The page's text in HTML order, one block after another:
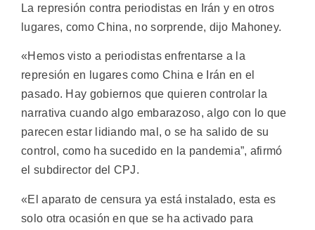
La represión contra periodistas en Irán y en otros
lugares, como China, no sorprende, dijo Mahoney.
«Hemos visto a periodistas enfrentarse a la
represión en lugares como China e Irán en el
pasado. Hay gobiernos que quieren controlar la
narrativa cuando algo embarazoso, algo con lo que
parecen estar lidiando mal, o se ha salido de su
control, como ha sucedido en la pandemia”, afirmó
el subdirector del CPJ.
«El aparato de censura ya está instalado, esta es
solo otra ocasión en que se ha activado para